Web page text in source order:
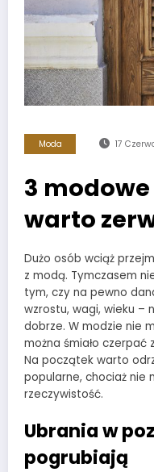
Moda 17
3
warto
Dużo osób wciąż
z modą. Tymczasem
tym, czy na pewno
wzrostu, wagi, wieku –
dobrze. W modzie nie
można śmiało czerpać
Na początek warto
popularne, chociaż nie
rzeczywistość.
Ubrania w
pogrubiają